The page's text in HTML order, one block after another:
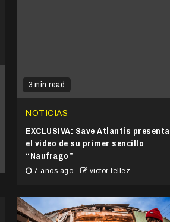
3 min read
NOTICIAS
EXCLUSIVA: Save Atlantis presenta
el vídeo de su primer sencillo
“Naufrago”
7 años ago victor tellez